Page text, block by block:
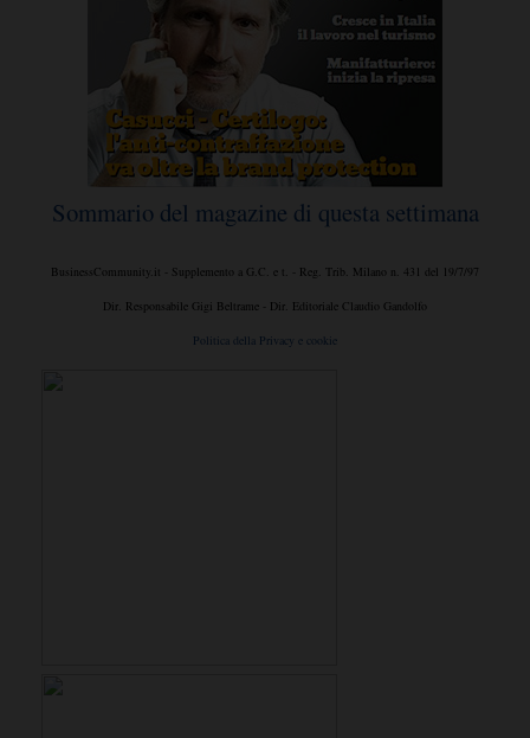
Sommario del magazine di questa settimana
BusinessCommunity.it - Supplemento a G.C. e t. - Reg. Trib. Milano n. 431 del 19/7/97
Dir. Responsabile Gigi Beltrame - Dir. Editoriale Claudio Gandolfo
Politica della Privacy e cookie